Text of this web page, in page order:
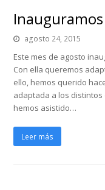
agosto 24, 2015
Este mes de agosto
Con ella queremos
ello, hemos querido
adaptada a los distintos
hemos asistido…
Leer más